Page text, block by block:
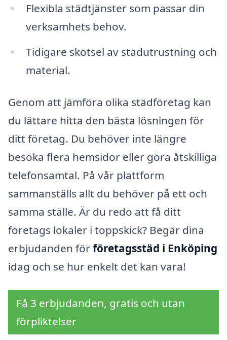
Flexibla städtjänster som passar din
verksamhets behov.
Tidigare skötsel av städutrustning och
material.
Genom att jämföra olika städföretag kan
du lättare hitta den bästa lösningen för
ditt företag. Du behöver inte längre
besöka flera hemsidor eller göra åtskilliga
telefonsamtal. På vår plattform
sammanställs allt du behöver på ett och
samma ställe. Är du redo att få ditt
företags lokaler i toppskick? Begär dina
erbjudanden förföretagsstäd i Enköping
idag och se hur enkelt det kan vara!
Få 3 erbjudanden, gratis och utan
förpliktelser